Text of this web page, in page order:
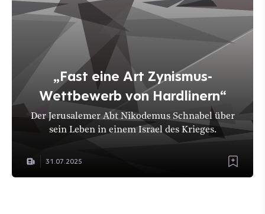
„Fast eine Art Zynismus-
Wettbewerb von Hardlinern“
Der Jerusalemer Abt Nikodemus Schnabel über
sein Leben in einem Israel des Krieges.
31.07.2025